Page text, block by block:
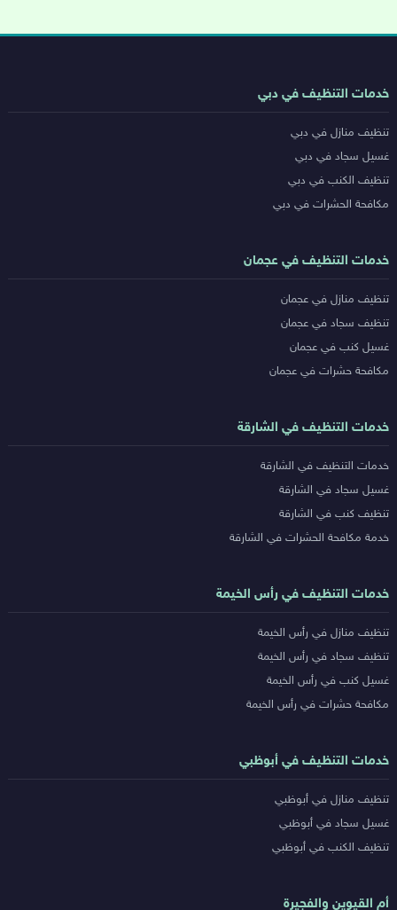
روابط
المدن
خدمات التنظيف في دبي
تنظيف منازل في دبي
غسيل سجاد في دبي
تنظيف الكنب في دبي
مكافحة الحشرات في دبي
خدمات التنظيف في عجمان
تنظيف منازل في عجمان
تنظيف سجاد في عجمان
غسيل كنب في عجمان
مكافحة حشرات في عجمان
خدمات التنظيف في الشارقة
خدمات التنظيف في الشارقة
غسيل سجاد في الشارقة
تنظيف كنب في الشارقة
خدمة مكافحة الحشرات في الشارقة
خدمات التنظيف في رأس الخيمة
تنظيف منازل في رأس الخيمة
تنظيف سجاد في رأس الخيمة
غسيل كنب في رأس الخيمة
مكافحة حشرات في رأس الخيمة
خدمات التنظيف في أبوظبي
تنظيف منازل في أبوظبي
غسيل سجاد في أبوظبي
تنظيف الكنب في أبوظبي
أم القيوين والفجيرة